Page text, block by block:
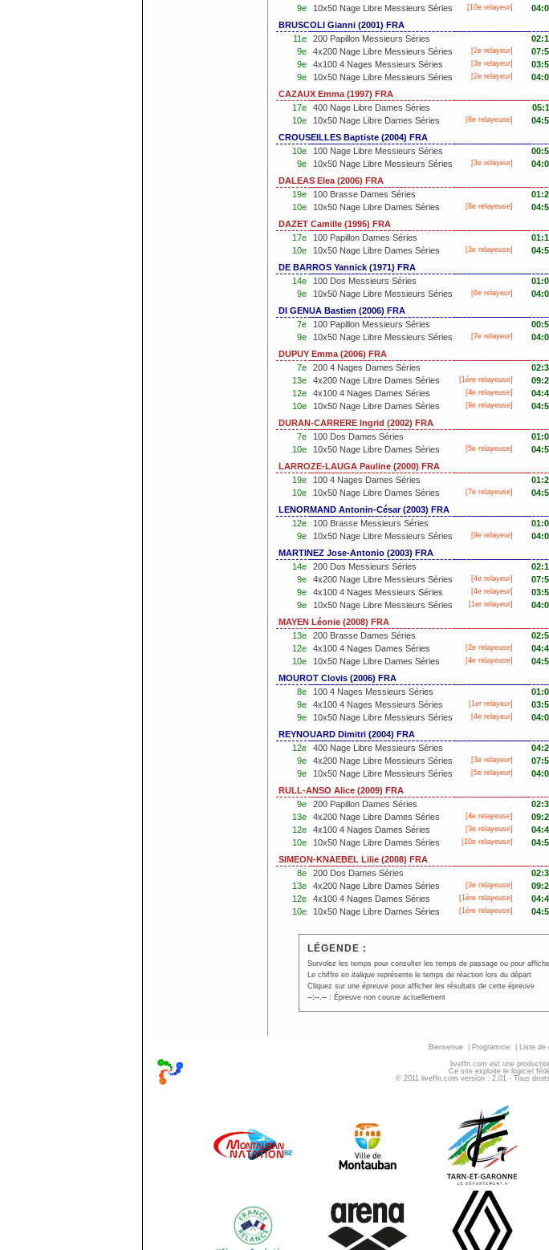
9e 10x50 Nage Libre Messieurs Séries [10e relayeur]
BRUSCOLI Gianni (2001) FRA
11e
200 Papillon Messieurs Séries
9e 4x200 Nage Libre Messieurs Séries [2e relayeur]
9e 4x100 4 Nages Messieurs Séries [3e relayeur]
9e 10x50 Nage Libre Messieurs Séries [2e relayeur]
CAZAUX Emma (1997) FRA
17e
400 Nage Libre Dames Séries
10e 10x50 Nage Libre Dames Séries [8e relayeuse]
CROUSEILLES Baptiste (2004) FRA
10e
100 Nage Libre Messieurs Séries
9e 10x50 Nage Libre Messieurs Séries [3e relayeur]
DALEAS Elea (2006) FRA
19e
100 Brasse Dames Séries
10e 10x50 Nage Libre Dames Séries [6e relayeuse]
DAZET Camille (1995) FRA
17e
100 Papillon Dames Séries
10e 10x50 Nage Libre Dames Séries [3e relayeuse]
DE BARROS Yannick (1971) FRA
14e
100 Dos Messieurs Séries
9e 10x50 Nage Libre Messieurs Séries [6e relayeur]
DI GENUA Bastien (2006) FRA
7e
100 Papillon Messieurs Séries
9e 10x50 Nage Libre Messieurs Séries [7e relayeur]
DUPUY Emma (2006) FRA
7e
200 4 Nages Dames Séries
13e 4x200 Nage Libre Dames Séries [1ère relayeuse]
12e 4x100 4 Nages Dames Séries [4e relayeuse]
10e 10x50 Nage Libre Dames Séries [9e relayeuse]
DURAN-CARRERE Ingrid (2002) FRA
7e
100 Dos Dames Séries
10e 10x50 Nage Libre Dames Séries [5e relayeuse]
LARROZE-LAUGA Pauline (2000) FRA
19e
100 4 Nages Dames Séries
10e 10x50 Nage Libre Dames Séries [7e relayeuse]
LENORMAND Antonin-César (2003) FRA
12e
100 Brasse Messieurs Séries
9e 10x50 Nage Libre Messieurs Séries [9e relayeur]
MARTINEZ Jose-Antonio (2003) FRA
14e
200 Dos Messieurs Séries
9e 4x200 Nage Libre Messieurs Séries [4e relayeur]
9e 4x100 4 Nages Messieurs Séries [4e relayeur]
9e 10x50 Nage Libre Messieurs Séries [1er relayeur]
MAYEN Léonie (2008) FRA
13e
200 Brasse Dames Séries
12e 4x100 4 Nages Dames Séries [2e relayeuse]
10e 10x50 Nage Libre Dames Séries [4e relayeuse]
MOUROT Clovis (2006) FRA
8e
100 4 Nages Messieurs Séries
9e 4x100 4 Nages Messieurs Séries [1er relayeur]
9e 10x50 Nage Libre Messieurs Séries [4e relayeur]
REYNOUARD Dimitri (2004) FRA
12e
400 Nage Libre Messieurs Séries
9e 4x200 Nage Libre Messieurs Séries [3e relayeur]
9e 10x50 Nage Libre Messieurs Séries [5e relayeur]
RULL-ANSO Alice (2009) FRA
9e
200 Papillon Dames Séries
13e 4x200 Nage Libre Dames Séries [4e relayeuse]
12e 4x100 4 Nages Dames Séries [3e relayeuse]
10e 10x50 Nage Libre Dames Séries [10e relayeuse]
SIMEON-KNAEBEL Lilie (2008) FRA
8e
200 Dos Dames Séries
13e 4x200 Nage Libre Dames Séries [3e relayeuse]
12e 4x100 4 Nages Dames Séries [1ère relayeuse]
10e 10x50 Nage Libre Dames Séries [1ère relayeuse]
LÉGENDE :
Survolez les temps pour consulter les temps de passage ou pour
Le chiffre en italiquereprésente le temps de réaction lors du départ
Cliquez sur une épreuve pour afficher les résultats de cette épreuve
--:--.--: Épreuve non courue actuellement
Bienvenue Programme Liste de
liveffn.com est une
Ce site exploite le logiciel
© 2011 liveffn.com version : 2.01 - Tous